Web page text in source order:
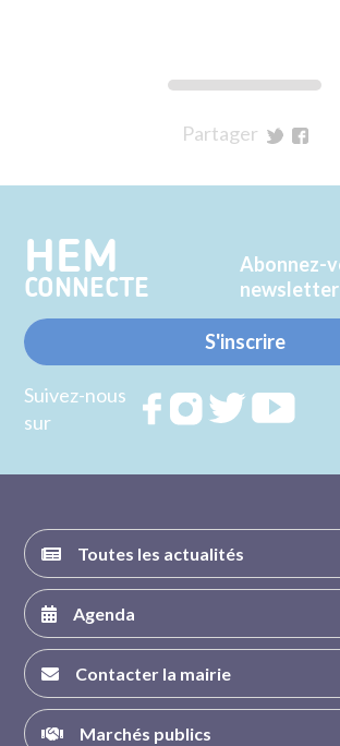
Partager
Twitter
HEM
CONNECTE
Abonnez-
newsletter
S'inscrire
Suivez-nous
sur
RejoignezRejoignezRejoignez
Toutes les actualités
Agenda
Contacter la mairie
Marchés publics